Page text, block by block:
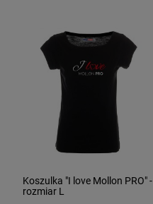
Koszulka "I love Mollon PRO" -
rozmiar L